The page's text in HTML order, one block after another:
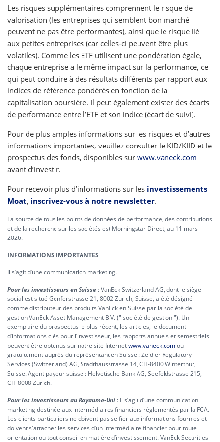
Les risques supplémentaires comprennent le risque de
valorisation (les entreprises qui semblent bon marché
peuvent ne pas être performantes), ainsi que le risque lié
aux petites entreprises (car celles-ci peuvent être plus
volatiles). Comme les ETF utilisent une pondération égale,
chaque entreprise a le même impact sur la performance, ce
qui peut conduire à des résultats différents par rapport aux
indices de référence pondérés en fonction de la
capitalisation boursière. Il peut également exister des écarts
de performance entre l’ETF et son indice (écart de suivi).
Pour de plus amples informations sur les risques et d’autres
informations importantes, veuillez consulter le KID/KIID et le
prospectus des fonds, disponibles sur www.vaneck.com
avant d’investir.
Pour recevoir plus d’informations sur les investissements
Moat, inscrivez-vous à notre newsletter.
La source de tous les points de données de performance, des contributions
et de la recherche sur les sociétés est Morningstar Direct, au 11 mars
2026.
INFORMATIONS IMPORTANTES
Il s’agit d’une communication marketing.
Pour les investisseurs en Suisse : VanEck Switzerland AG, dont le siège
social est situé Genferstrasse 21, 8002 Zurich, Suisse, a été désigné
comme distributeur des produits VanEck en Suisse par la société de
gestion VanEck Asset Management B.V. (" société de gestion "). Un
exemplaire du prospectus le plus récent, les articles, le document
d’informations clés pour l’investisseur, les rapports annuels et semestriels
peuvent être obtenus sur notre site Internetwww.vaneck.comou
gratuitement auprès du représentant en Suisse : Zeidler Regulatory
Services (Switzerland) AG, Stadthausstrasse 14, CH-8400 Winterthur,
Suisse. Agent payeur suisse : Helvetische Bank AG, Seefeldstrasse 215,
CH-8008 Zurich.
Pour les investisseurs au Royaume-Uni : Il s’agit d’une communication
marketing destinée aux intermédiaires financiers réglementés par la FCA.
Les clients particuliers ne doivent pas se fier aux informations fournies et
doivent s'attacher les services d’un intermédiaire financier pour toute
orientation ou tout conseil en matière d’investissement. VanEck Securities